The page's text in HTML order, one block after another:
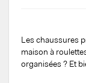
Les chaussures
maison à
organisées ? Et